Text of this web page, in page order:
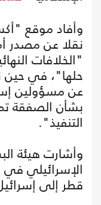
وأفاد موقع
نقلا عن مصدر
"الخلافات
حلها"، في حين
عن مسؤولين
بشأن الصفقة
التنفيذ".
وأشارت هيئة
الإسرائيلي في
قطر إلى